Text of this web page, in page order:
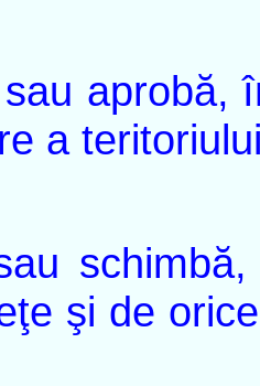
aprobă,
a
şi de